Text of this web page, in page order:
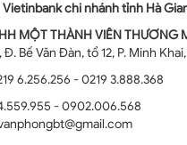
Vietinbank chi nhánh tỉnh Hà
MỘT THÀNH VIÊN THƯƠNG
Đ. Bế Văn Đàn, tổ 12, P. Minh
6.256.256 - 0219 3.888.368
- 0902.006.568